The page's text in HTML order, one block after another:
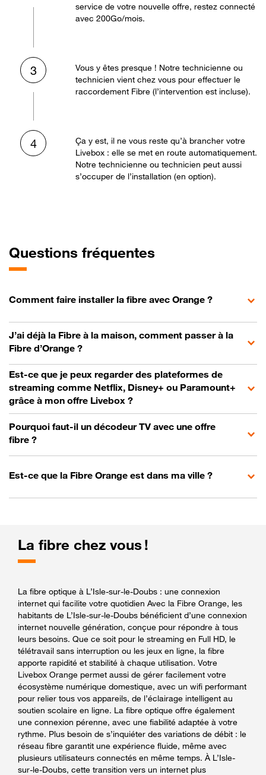
service de votre nouvelle offre, restez connecté
avec 200Go/mois.
3
Vous y êtes presque ! Notre technicienne ou
technicien vient chez vous pour effectuer le
raccordement Fibre (l’intervention est incluse).
4
Ça y est, il ne vous reste qu’à brancher votre
Livebox : elle se met en route automatiquement.
Notre technicienne ou technicien peut aussi
s’occuper de l’installation (en option).
Questions fréquentes
Comment faire installer la fibre avec Orange ?
J’ai déjà la Fibre à la maison, comment passer à la
Fibre d’Orange ?
Est-ce que je peux regarder des plateformes de
streaming comme Netflix, Disney+ ou Paramount+
grâce à mon offre Livebox ?
Pourquoi faut-il un décodeur TV avec une offre
fibre ?
Est-ce que la Fibre Orange est dans ma ville ?
La fibre chez vous !
La fibre optique à L’Isle-sur-le-Doubs : une connexion
internet qui facilite votre quotidien Avec la Fibre Orange, les
habitants de L’Isle-sur-le-Doubs bénéficient d’une connexion
internet nouvelle génération, conçue pour répondre à tous
leurs besoins. Que ce soit pour le streaming en Full HD, le
télétravail sans interruption ou les jeux en ligne, la fibre
apporte rapidité et stabilité à chaque utilisation. Votre
Livebox Orange permet aussi de gérer facilement votre
écosystème numérique domestique, avec un wifi performant
pour relier tous vos appareils, de l’éclairage intelligent au
soutien scolaire en ligne. La fibre optique offre également
une connexion pérenne, avec une fiabilité adaptée à votre
rythme. Plus besoin de s’inquiéter des variations de débit : le
réseau fibre garantit une expérience fluide, même avec
plusieurs utilisateurs connectés en même temps. À L’Isle-
sur-le-Doubs, cette transition vers un internet plus